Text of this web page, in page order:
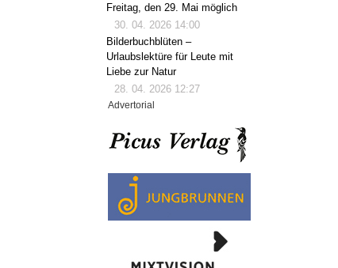
Freitag, den 29. Mai möglich
30. 04. 2026 14:00
Bilderbuchblüten –
Urlaubslektüre für Leute mit
Liebe zur Natur
28. 04. 2026 12:27
Advertorial